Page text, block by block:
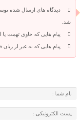
دیدگاه های ارسال شده
شد.
پیام هایی که حاوی تهمت یا
پیام هایی که به غیر از